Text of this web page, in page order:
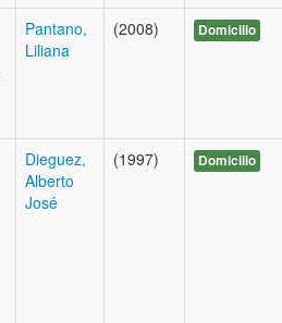
Pantano,
Liliana
(2008) Domicilio
Dieguez,
Alberto
José
(1997) Domicilio